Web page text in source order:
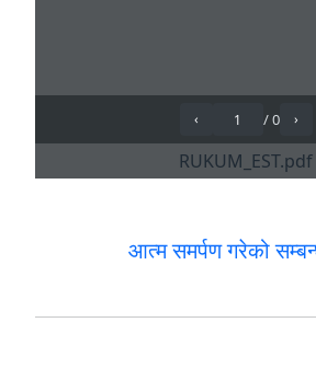
आत्म समर्पण गरेको